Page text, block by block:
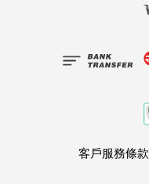
客戶服務條款